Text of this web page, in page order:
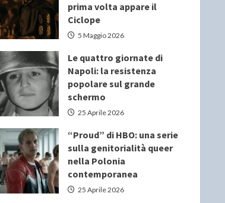
prima volta appare il
Ciclope
5 Maggio 2026
Le quattro giornate di
Napoli: la resistenza
popolare sul grande
schermo
25 Aprile 2026
“Proud” di HBO: una serie
sulla genitorialità queer
nella Polonia
contemporanea
25 Aprile 2026